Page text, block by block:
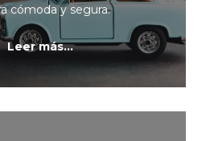
cómoda y segura.
Leer más...